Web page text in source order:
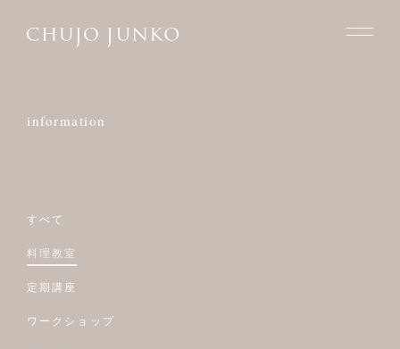
information
すべて
料理教室
定期講座
ワークショップ